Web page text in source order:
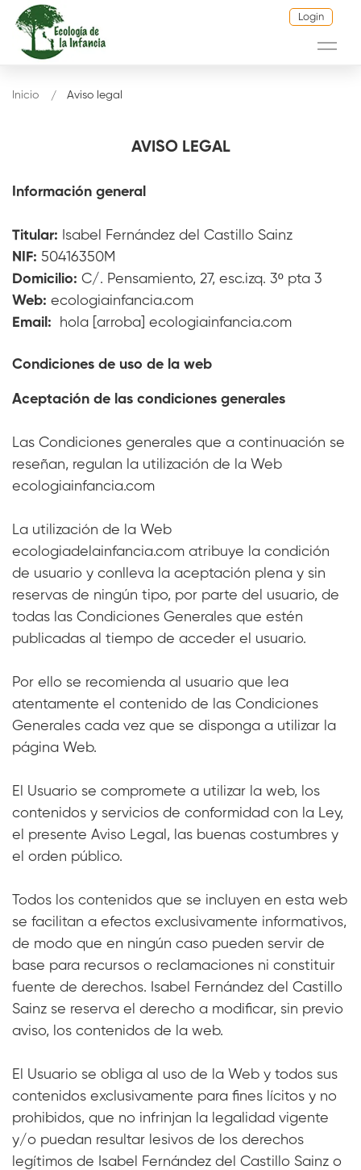
Login
AVISO LEGAL
Inicio Aviso legal
Información general
Titular: Isabel Fernández del Castillo Sainz
NIF: 50416350M
Domicilio: C/. Pensamiento, 27, esc.izq. 3º pta 3
Web: ecologiainfancia.com
Email:
hola [arroba] ecologiainfancia.com
Condiciones de uso de la web
Aceptación de las condiciones generales
Las Condiciones generales que a continuación se
reseñan, regulan la utilización de la Web
ecologiainfancia.com
La utilización de la Web
ecologiadelainfancia.com atribuye la condición
de usuario y conlleva la aceptación plena y sin
reservas de ningún tipo, por parte del usuario, de
todas las Condiciones Generales que estén
publicadas al tiempo de acceder el usuario.
Por ello se recomienda al usuario que lea
atentamente el contenido de las Condiciones
Generales cada vez que se disponga a utilizar la
página Web.
El Usuario se compromete a utilizar la web, los
contenidos y servicios de conformidad con la Ley,
el presente Aviso Legal, las buenas costumbres y
el orden público.
Todos los contenidos que se incluyen en esta web
se facilitan a efectos exclusivamente informativos,
de modo que en ningún caso pueden servir de
base para recursos o reclamaciones ni constituir
fuente de derechos. Isabel Fernández del Castillo
Sainz se reserva el derecho a modificar, sin previo
aviso, los contenidos de la web.
El Usuario se obliga al uso de la Web y todos sus
contenidos exclusivamente para fines lícitos y no
prohibidos, que no infrinjan la legalidad vigente
y/o puedan resultar lesivos de los derechos
legítimos de Isabel Fernández del Castillo Sainz o